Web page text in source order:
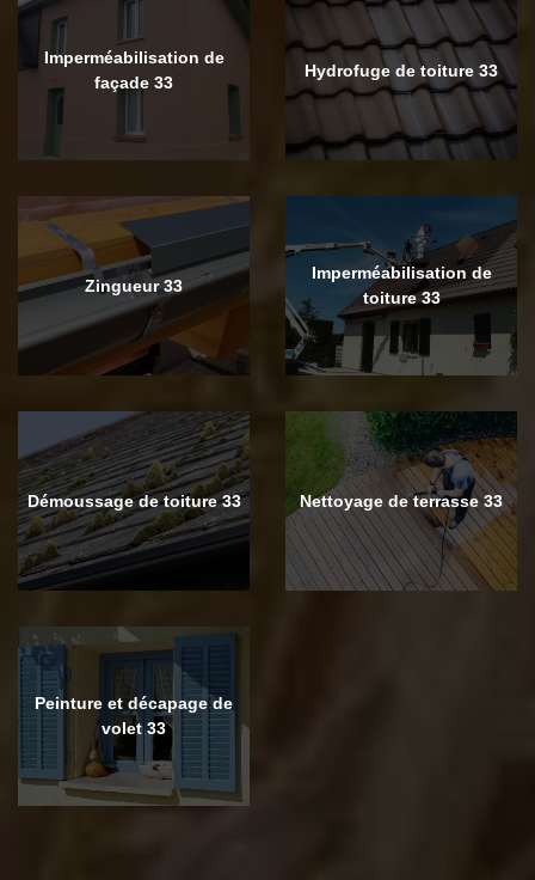
Imperméabilisation de
façade 33
Hydrofuge de toiture 33
Zingueur 33
Imperméabilisation de
toiture 33
Démoussage de toiture 33 Nettoyage de terrasse 33
Peinture et décapage de
volet 33